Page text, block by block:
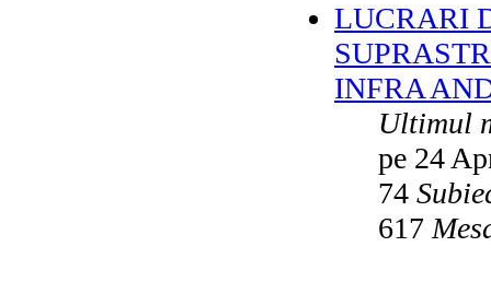
LUCRARI
INFRA
Ultimul
pe 24
74
617